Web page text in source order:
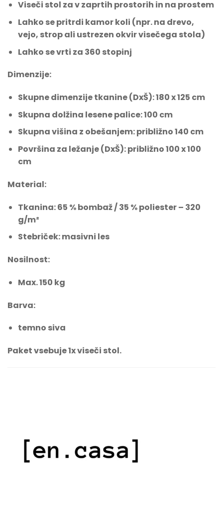
Viseči stol za v zaprtih prostorih in na prostem
Lahko se pritrdi kamor koli (npr. na drevo,
vejo, strop ali ustrezen okvir visečega stola)
Lahko se vrti za 360 stopinj
Dimenzije:
Skupne dimenzije tkanine (DxŠ): 180 x 125 cm
Skupna dolžina lesene palice: 100 cm
Skupna višina z obešanjem: približno 140 cm
Površina za ležanje (DxŠ): približno 100 x 100
cm
Material:
Tkanina: 65 % bombaž / 35 % poliester – 320
g/m²
Stebriček: masivni les
Nosilnost:
Max. 150 kg
Barva:
temno siva
Paket vsebuje 1x viseči stol.